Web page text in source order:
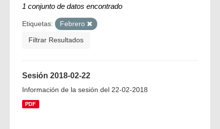
1 conjunto de datos encontrado
Etiquetas: Febrero
Filtrar Resultados
Sesión 2018-02-22
Información de la sesión del 22-02-2018
PDF